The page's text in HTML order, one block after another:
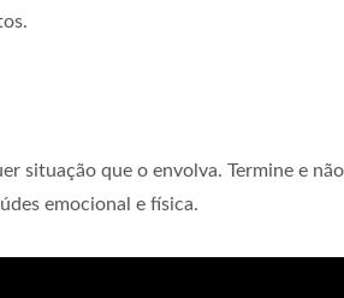
situação que o envolva. Termine e
emocional e física.